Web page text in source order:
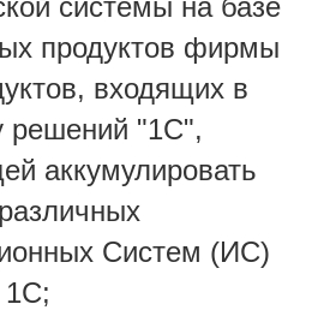
системы на базе
продуктов фирмы
входящих в
решений "1С",
аккумулировать
Систем (ИС)